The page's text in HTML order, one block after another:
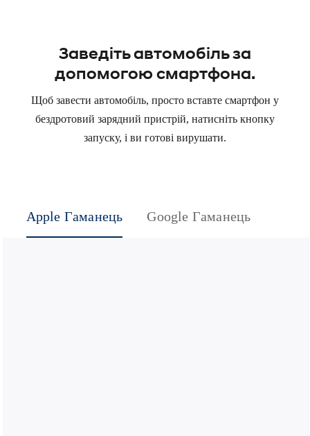
Заведіть автомобіль за
допомогою смартфона.
Щоб завести автомобіль, просто вставте смартфон у
бездротовий зарядний пристрій, натисніть кнопку
запуску, і ви готові вирушати.
Apple Гаманець Google Гаманець